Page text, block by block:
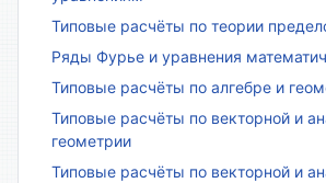
Типовые расчёты по теории
Ряды Фурье и уравнения
Типовые расчёты по алгебре и
Типовые расчёты по векторной и
геометрии
Типовые расчёты по векторной и